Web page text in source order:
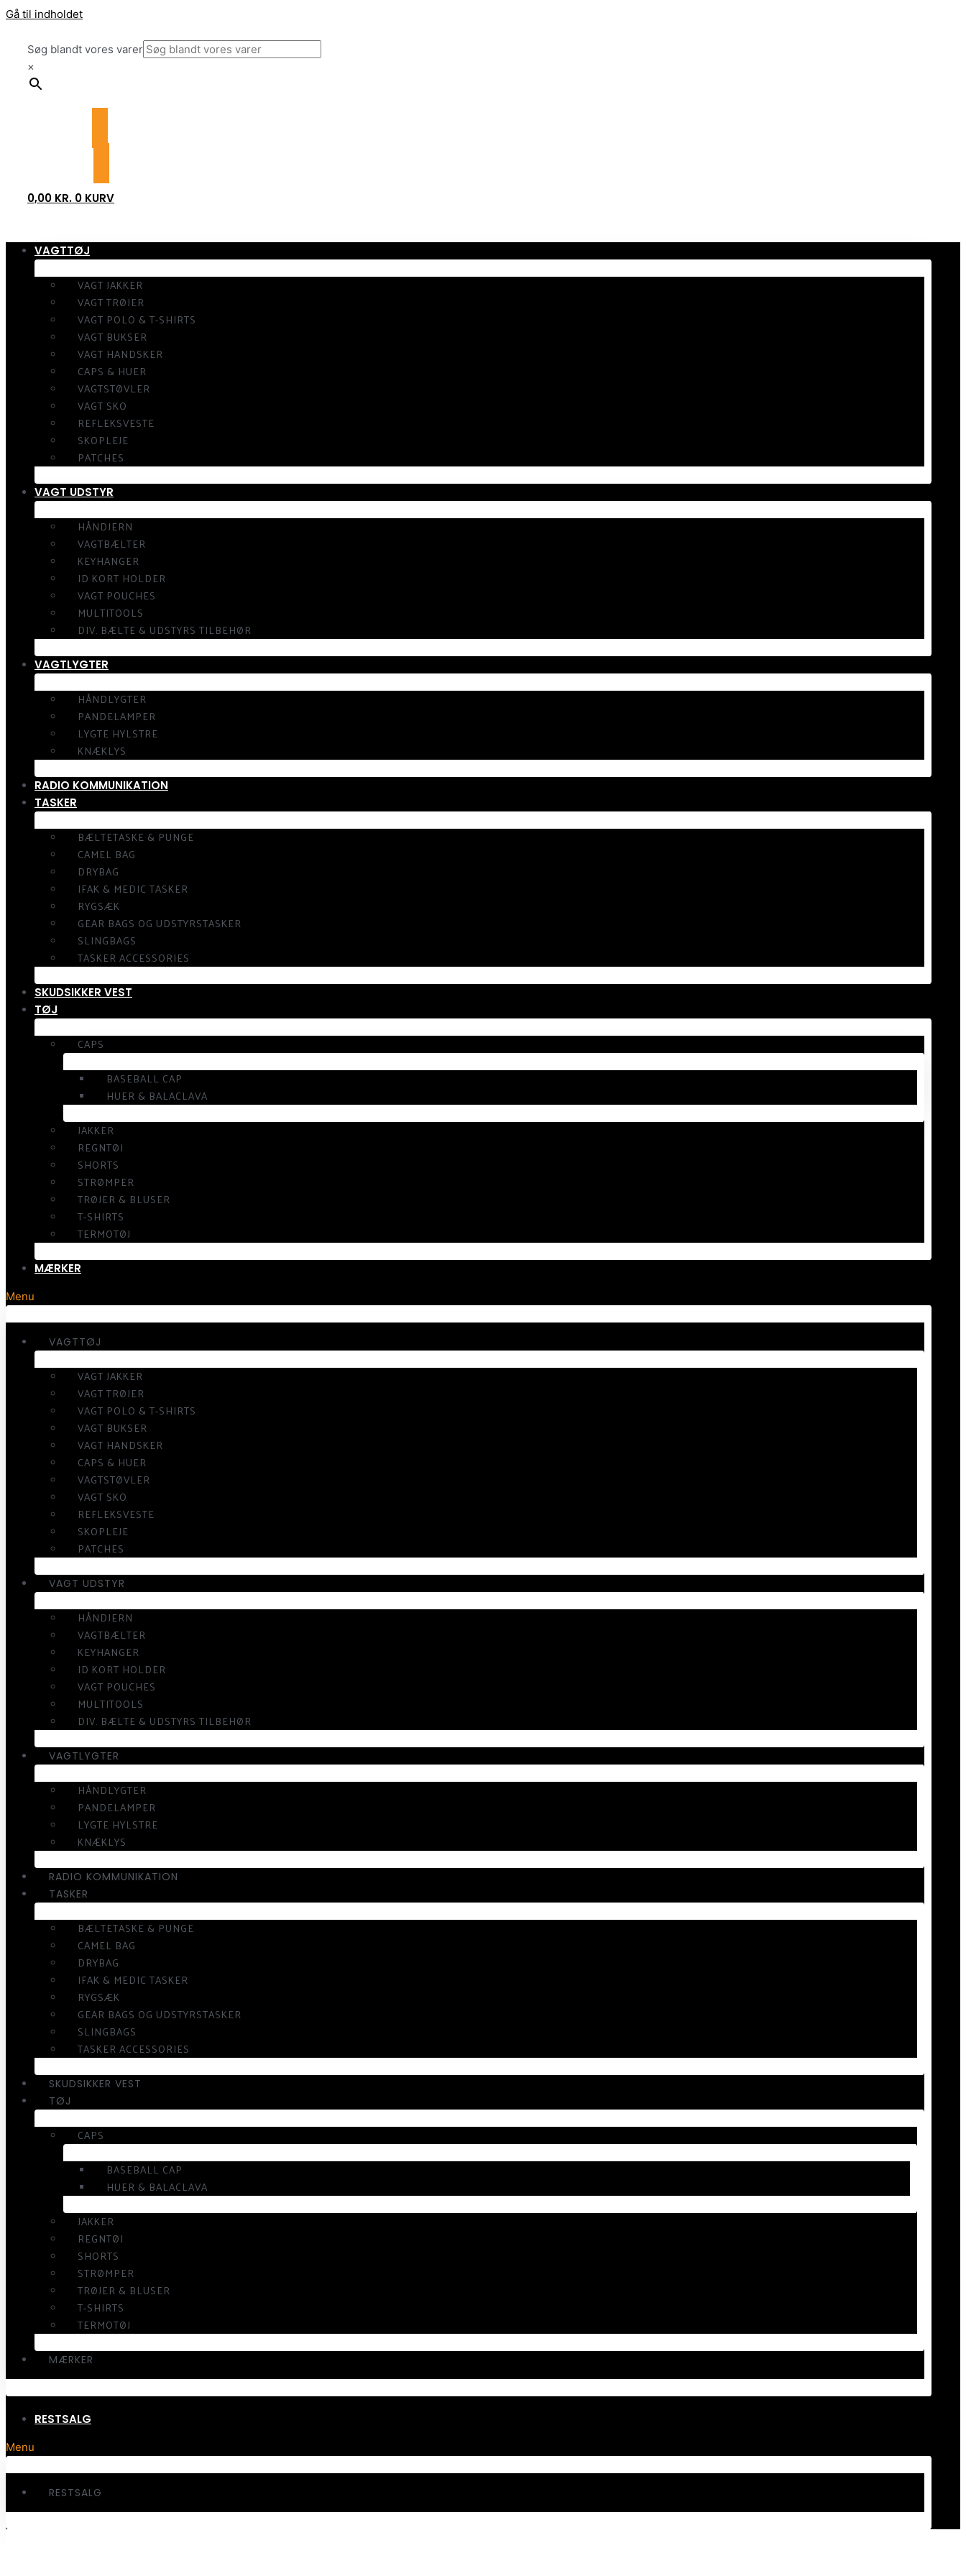
Gå til indholdet
Søg blandt vores varer
×
0,00 KR. 0 KURV
VAGTTØJ
VAGT JAKKER
VAGT TRØJER
VAGT POLO & T-SHIRTS
VAGT BUKSER
VAGT HANDSKER
CAPS & HUER
VAGTSTØVLER
VAGT SKO
REFLEKSVESTE
SKOPLEJE
PATCHES
VAGT UDSTYR
HÅNDJERN
VAGTBÆLTER
KEYHANGER
ID KORT HOLDER
VAGT POUCHES
MULTITOOLS
DIV. BÆLTE & UDSTYRS TILBEHØR
VAGTLYGTER
HÅNDLYGTER
PANDELAMPER
LYGTE HYLSTRE
KNÆKLYS
RADIO KOMMUNIKATION
TASKER
BÆLTETASKE & PUNGE
CAMEL BAG
DRYBAG
IFAK & MEDIC TASKER
RYGSÆK
GEAR BAGS OG UDSTYRSTASKER
SLINGBAGS
TASKER ACCESSORIES
SKUDSIKKER VEST
TØJ
CAPS
BASEBALL CAP
HUER & BALACLAVA
JAKKER
REGNTØJ
SHORTS
STRØMPER
TRØJER & BLUSER
T-SHIRTS
TERMOTØJ
MÆRKER
Menu
VAGTTØJ
VAGT JAKKER
VAGT TRØJER
VAGT POLO & T-SHIRTS
VAGT BUKSER
VAGT HANDSKER
CAPS & HUER
VAGTSTØVLER
VAGT SKO
REFLEKSVESTE
SKOPLEJE
PATCHES
VAGT UDSTYR
HÅNDJERN
VAGTBÆLTER
KEYHANGER
ID KORT HOLDER
VAGT POUCHES
MULTITOOLS
DIV. BÆLTE & UDSTYRS TILBEHØR
VAGTLYGTER
HÅNDLYGTER
PANDELAMPER
LYGTE HYLSTRE
KNÆKLYS
RADIO KOMMUNIKATION
TASKER
BÆLTETASKE & PUNGE
CAMEL BAG
DRYBAG
IFAK & MEDIC TASKER
RYGSÆK
GEAR BAGS OG UDSTYRSTASKER
SLINGBAGS
TASKER ACCESSORIES
SKUDSIKKER VEST
TØJ
CAPS
BASEBALL CAP
HUER & BALACLAVA
JAKKER
REGNTØJ
SHORTS
STRØMPER
TRØJER & BLUSER
T-SHIRTS
TERMOTØJ
MÆRKER
RESTSALG
Menu
RESTSALG